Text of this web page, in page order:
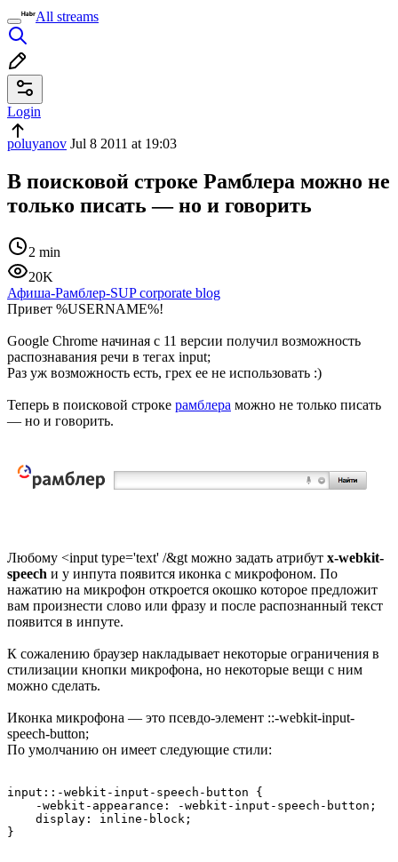
All streams
Login
poluyanov Jul 8 2011 at 19:03
В поисковой строке Рамблера можно не
только писать — но и говорить
2 min
20K
Афиша-Рамблер-SUP corporate blog
Привет %USERNAME%!
Google Chrome начиная с 11 версии получил возможность
распознавания речи в тегах input;
Раз уж возможность есть, грех ее не использовать :)
Теперь в поисковой строке рамблера можно не только писать
— но и говорить.
Любому <input type='text' /&gt можно задать атрибут x-webkit-
speech и у инпута появится иконка с микрофоном. По
нажатию на микрофон откроется окошко которое предложит
вам произнести слово или фразу и после распознанный текст
появится в инпуте.
К сожалению браузер накладывает некоторые ограничения в
стилизации кнопки микрофона, но некоторые вещи с ним
можно сделать.
Иконка микрофона — это псевдо-элемент ::-webkit-input-
speech-button;
По умолчанию он имеет следующие стили:
input::-webkit-input-speech-button {
    -webkit-appearance: -webkit-input-speech-button;
    display: inline-block;
}